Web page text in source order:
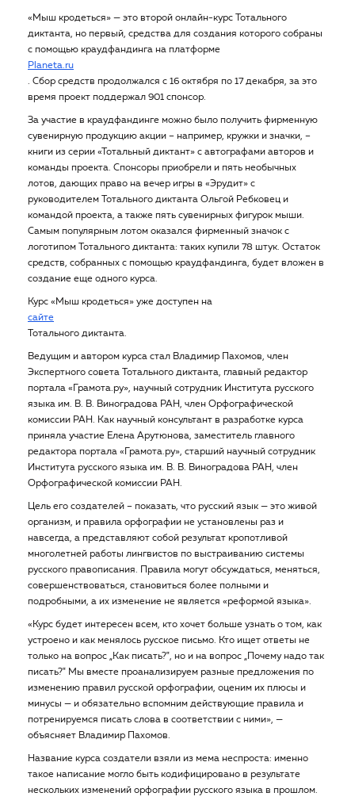
«Мыш кродеться» — это второй онлайн-курс Тотального
диктанта, но первый, средства для создания которого собраны
с помощью краудфандинга на платформе
Planeta.ru
. Сбор средств продолжался с 16 октября по 17 декабря, за это
время проект поддержал 901 спонсор.
За участие в краудфандинге можно было получить фирменную
сувенирную продукцию акции – например, кружки и значки, –
книги из серии «Тотальный диктант» с автографами авторов и
команды проекта. Спонсоры приобрели и пять необычных
лотов, дающих право на вечер игры в «Эрудит» с
руководителем Тотального диктанта Ольгой Ребковец и
командой проекта, а также пять сувенирных фигурок мыши.
Самым популярным лотом оказался фирменный значок с
логотипом Тотального диктанта: таких купили 78 штук. Остаток
средств, собранных с помощью краудфандинга, будет вложен в
создание еще одного курса.
Курс «Мыш кродеться» уже доступен на
сайте
Тотального диктанта.
Ведущим и автором курса стал Владимир Пахомов, член
Экспертного совета Тотального диктанта, главный редактор
портала «Грамота.ру», научный сотрудник Института русского
языка им. В. В. Виноградова РАН, член Орфографической
комиссии РАН. Как научный консультант в разработке курса
приняла участие Елена Арутюнова, заместитель главного
редактора портала «Грамота.ру», старший научный сотрудник
Института русского языка им. В. В. Виноградова РАН, член
Орфографической комиссии РАН.
Цель его создателей – показать, что русский язык — это живой
организм, и правила орфографии не установлены раз и
навсегда, а представляют собой результат кропотливой
многолетней работы лингвистов по выстраиванию системы
русского правописания. Правила могут обсуждаться, меняться,
совершенствоваться, становиться более полными и
подробными, а их изменение не является «реформой языка».
«Курс будет интересен всем, кто хочет больше узнать о том, как
устроено и как менялось русское письмо. Кто ищет ответы не
только на вопрос „Как писать?‟, но и на вопрос „Почему надо так
писать?‟ Мы вместе проанализируем разные предложения по
изменению правил русской орфографии, оценим их плюсы и
минусы — и обязательно вспомним действующие правила и
потренируемся писать слова в соответствии с ними», —
объясняет Владимир Пахомов.
Название курса создатели взяли из мема неспроста: именно
такое написание могло быть кодифицировано в результате
нескольких изменений орфографии русского языка в прошлом.